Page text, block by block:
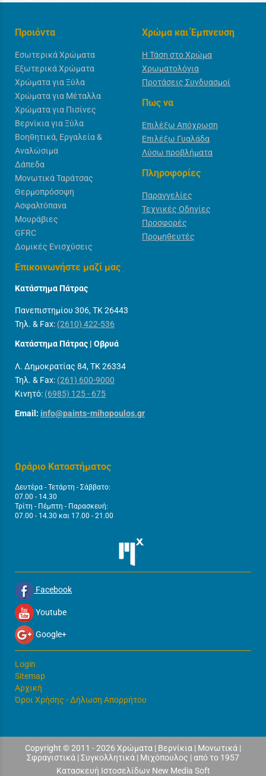
Προιόντα
Εσωτερικά Χρώματα
Εξωτερικά Χρώματα
Χρώματα για Ξύλα
Χρώματα για Μέταλλα
Χρώματα για Πισίνες
Βερνίκια για Ξύλα
Βοηθητικά, Εργαλεία &
Αναλώσιμα
Δάπεδα
Μονωτικά Ταράτσας
Θερμοπρόσοψη
Ασφαλτόπανα
Μουράβιες
GFRC
Δομικές Ενισχύσεις
Χρώμα και Έμπνευση
Η Τάση στο Χρώμα
Χρωματολόγια
Προτάσεις Συνδυασμοί
Πως να
Επιλέξω Απόχρωση
Επιλέξω Γυαλάδα
Λύσω προβλήματα
Πληροφορίες
Παραγγελίες
Τεχνικές Οδηγίες
Προσφορές
Προμηθευτές
Επικοινωνήστε μαζί μας
Κατάστημα Πάτρας
Πανεπιστημίου 306, ΤΚ 26443
Τηλ. & Fax: (2610) 422-536
Κατάστημα Πάτρας | Οβρυά
Λ. Δημοκρατίας 84, ΤΚ 26334
Τηλ. & Fax: (261) 600-9000
Κινητό: (6985) 125 - 675
Email: info@paints-mihopoulos.gr
Ωράριο Καταστήματος
Δευτέρα - Τετάρτη - Σάββατο:
07.00 - 14.30
Τρίτη - Πέμπτη - Παρασκευή:
07.00 - 14.30 και 17.00 - 21.00
Facebook
Youtube
Google+
Login
Sitemap
Αρχική
Όροι Χρήσης - Δήλωση Απορρήτου
Copyright © 2011 - 2026 Χρώματα | Βερνίκια | Μονωτικά |
Σφραγιστικά | Συγκολλητικά | Μιχόπουλος | από το 1957
Κατασκευή Ιστοσελίδων New Media Soft